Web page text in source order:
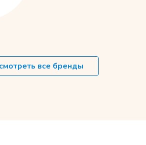
все бренды